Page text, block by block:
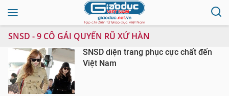
SNSD - 9 CÔ GÁI QUYẾN RŨ XỨ HÀN
SNSD diện trang phục cực chất đến
Việt Nam